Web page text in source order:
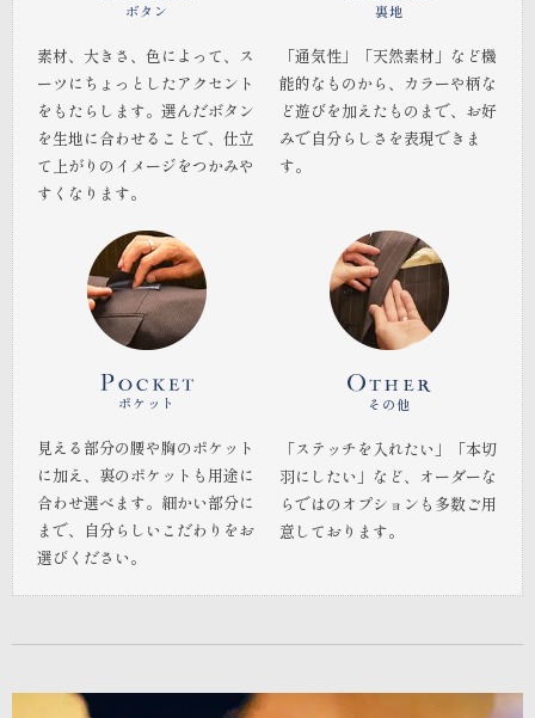
ボタン
素材、大きさ、色によって、ス
ーツにちょっとしたアクセント
をもたらします。選んだボタン
を生地に合わせることで、仕立
て上がりのイメージをつかみや
すくなります。
裏地
「通気性」「天然素材」など機
能的なものから、カラーや柄な
ど遊びを加えたものまで、お好
みで自分らしさを表現できま
す。
ポケット
見える部分の腰や胸のポケット
に加え、裏のポケットも用途に
合わせ選べます。細かい部分に
まで、自分らしいこだわりをお
選びください。
その他
「ステッチを入れたい」「本切
羽にしたい」など、オーダーな
らではのオプションも多数ご用
意しております。